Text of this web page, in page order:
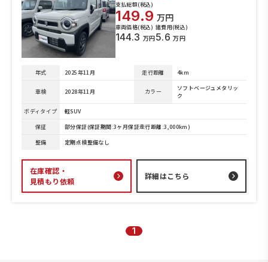
支払総額(税込)
149.9 万円
車両価格(税込)
144.3 万円
諸費用(税込)
5.6 万円
年式 2025年11月 走行距離 4km
車検 2028年11月 カラー
ソフトベージュメタリッ
ク
ボディタイプ
軽SUV
保証
部分保証(保証期間:3ヶ月保証走行距離:3,000km)
整備
定期点検整備なし
在庫確認・
見積もり依頼
詳細はこちら
1